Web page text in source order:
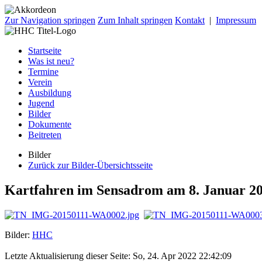
Zur Navigation springen Zum Inhalt springen Kontakt | Impressum
Startseite
Was ist neu?
Termine
Verein
Ausbildung
Jugend
Bilder
Dokumente
Beitreten
Bilder
Zurück zur Bilder-Übersichtsseite
Kartfahren im Sensadrom am 8. Januar
Bilder: HHC
Letzte Aktualisierung dieser Seite: So, 24. Apr 2022 22:42:09